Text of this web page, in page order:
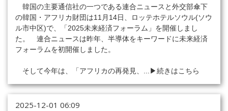
韓国の主要通信社の一つである連合ニュースと外交部傘下
の韓国・アフリカ財団は11月14日、ロッテホテルソウル(ソウ
ル市中区)で、「2025未来経済フォーラム」を開催しまし
た。 連合ニュースは昨年、半導体をキーワードに未来経済
フォーラムを初開催しました。
そして今年は、「アフリカの再発見、... ▶続きはこちら
2025-12-01 06:09